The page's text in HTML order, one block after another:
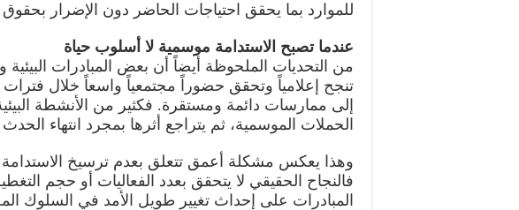
للموارد بما يحقق احتياجات الحاضر دون الإضرار بحقوق
عندما تصبح الاستدامة موسمية لا أسلوب حياة
من التحديات الملحوظة أيضاً أن بعض المبادرات البيئية
تنجح إعلامياً وتحقق حضوراً مجتمعياً واسعاً خلال فترات
إلى ممارسات دائمة ومستقرة. فكثير من الأنشطة البيئية
الحملات الموسمية، ثم يتراجع أثرها بمجرد انتهاء الحدث
وهذا يعكس مشكلة أعمق تتعلق بعدم ترسيخ الاستدامة
فالنجاح الحقيقي لا يتحقق بعدد الفعاليات أو حجم
المبادرات على إحداث تغيير طويل الأمد في السلوك